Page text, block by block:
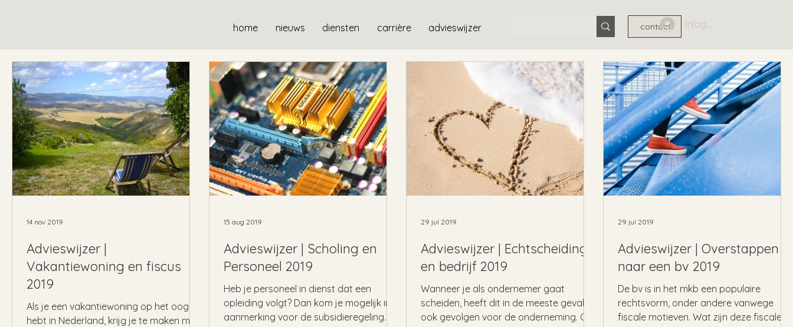
contact
home nieuws diensten carrière advieswijzer Inloggen
Advieswijzer |
Vakantiewoning en fiscus
2019
Als je een vakantiewoning op het oog
hebt in Nederland, krijg je te maken met
14 nov 2019
Advieswijzer | Scholing en
Personeel 2019
Heb je personeel in dienst dat een
opleiding volgt? Dan kom je mogelijk in
aanmerking voor de subsidieregeling
15 aug 2019
Advieswijzer | Echtscheiding
en bedrijf 2019
Wanneer je als ondernemer gaat
scheiden, heeft dit in de meeste gevallen
ook gevolgen voor de onderneming. Of
29 jul 2019
Advieswijzer | Overstappen
naar een bv 2019
De bv is in het mkb een populaire
rechtsvorm, onder andere vanwege
fiscale motieven. Wat zijn deze fiscale
29 jul 2019